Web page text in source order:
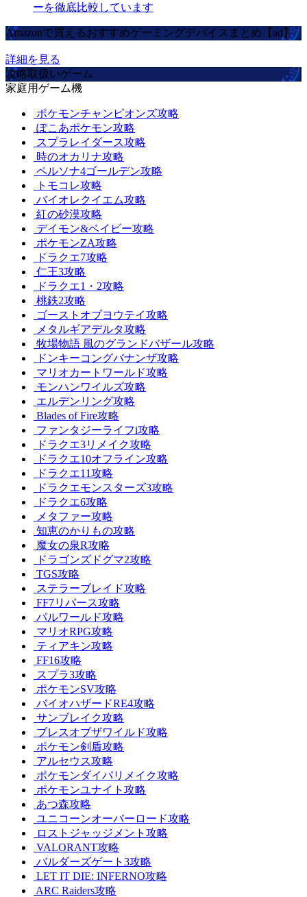
ーを徹底比較しています
Amazonで買えるおすすめゲーミングデバイスまとめ【ad】
詳細を見る
攻略取扱いゲーム
家庭用ゲーム機
ポケモンチャンピオンズ攻略
ぽこあポケモン攻略
スプラレイダース攻略
時のオカリナ攻略
ペルソナ4ゴールデン攻略
トモコレ攻略
バイオレクイエム攻略
紅の砂漠攻略
デイモン&ベイビー攻略
ポケモンZA攻略
ドラクエ7攻略
仁王3攻略
ドラクエ1・2攻略
桃鉄2攻略
ゴーストオブヨウテイ攻略
メタルギアデルタ攻略
牧場物語 風のグランドバザール攻略
ドンキーコングバナンザ攻略
マリオカートワールド攻略
モンハンワイルズ攻略
エルデンリング攻略
Blades of Fire攻略
ファンタジーライフi攻略
ドラクエ3リメイク攻略
ドラクエ10オフライン攻略
ドラクエ11攻略
ドラクエモンスターズ3攻略
ドラクエ6攻略
メタファー攻略
知恵のかりもの攻略
魔女の泉R攻略
ドラゴンズドグマ2攻略
TGS攻略
ステラーブレイド攻略
FF7リバース攻略
パルワールド攻略
マリオRPG攻略
ティアキン攻略
FF16攻略
スプラ3攻略
ポケモンSV攻略
バイオハザードRE4攻略
サンブレイク攻略
ブレスオブザワイルド攻略
ポケモン剣盾攻略
アルセウス攻略
ポケモンダイパリメイク攻略
ポケモンユナイト攻略
あつ森攻略
ユニコーンオーバーロード攻略
ロストジャッジメント攻略
VALORANT攻略
バルダーズゲート3攻略
LET IT DIE: INFERNO攻略
ARC Raiders攻略